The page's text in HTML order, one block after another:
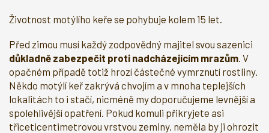
Životnost motýlího keře se pohybuje kolem 15 let.
Před zimou musí každý zodpovědný majitel svou sazenici
důkladně zabezpečit proti nadcházejícím mrazům . V
opačném případě totiž hrozí částečné vymrznutí rostliny.
Někdo motýlí keř zakrývá chvojím a v mnoha teplejších
lokalitách to i stačí, nicméně my doporučujeme levnější a
spolehlivější opatření. Pokud komuli přikryjete asi
třiceticentimetrovou vrstvou zeminy, neměla by ji ohrozit